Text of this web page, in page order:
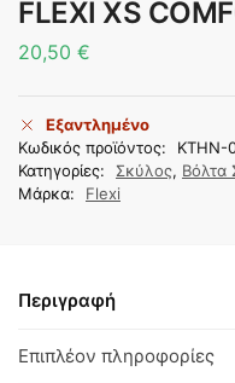
FLEXI XS
20,50 €
Εξαντλημένο
Κωδικός προϊόντος:
KTHN-
Κατηγορίες:
Σκύλος, Βόλτα
Μάρκα:
Flexi
Περιγραφή
Επιπλέον πληροφορίες